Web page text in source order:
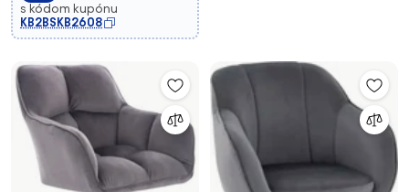
s kódom kupónu
KB2BSKB2608